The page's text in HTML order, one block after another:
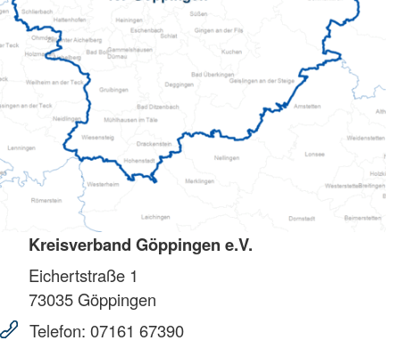
Kreisverband Göppingen e.V.
Eichertstraße 1
73035Göppingen
Telefon: 07161 67390